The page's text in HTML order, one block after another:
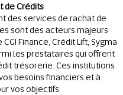
de Crédits
des services de rachat de
sont des acteurs majeurs
Finance, Crédit Lift, Sygma
les prestataires qui offrent
trésorerie. Ces institutions
besoins financiers et à
vos objectifs.